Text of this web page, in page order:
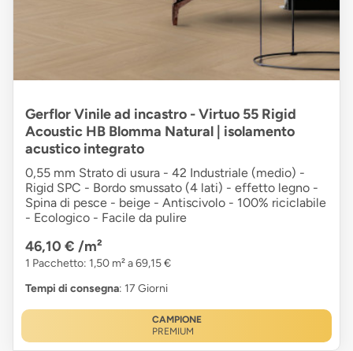
Gerflor Vinile ad incastro - Virtuo 55 Rigid
Acoustic HB Blomma Natural | isolamento
acustico integrato
0,55 mm Strato di usura - 42 Industriale (medio) -
Rigid SPC - Bordo smussato (4 lati) - effetto legno -
Spina di pesce - beige - Antiscivolo - 100% riciclabile
- Ecologico - Facile da pulire
46,10 € /m²
1 Pacchetto: 1,50 m² a 69,15 €
Tempi di consegna: 17 Giorni
CAMPIONE
PREMIUM